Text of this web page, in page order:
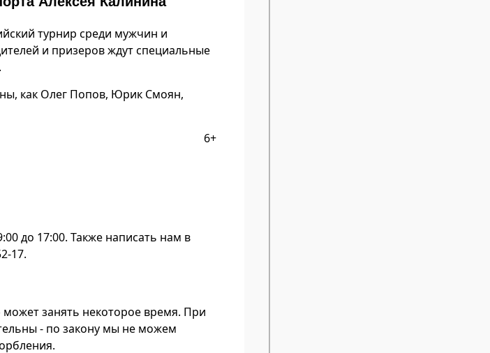
турнир среди мужчин и
и призеров ждут специальные
как Олег Попов, Юрик Смоян,
6+
до 17:00. Также написать нам в
17.
занять некоторое время. При
- по закону мы не можем